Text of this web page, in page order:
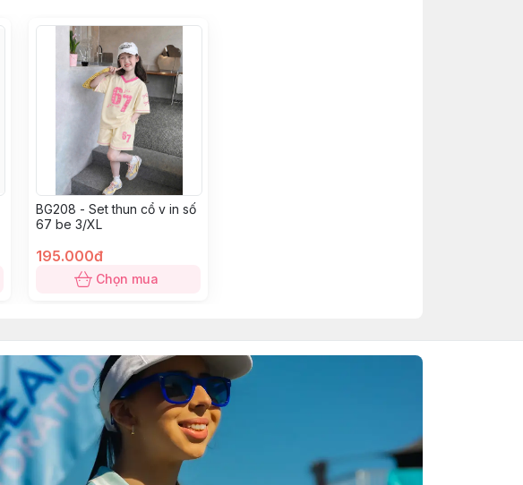
BG208 - Set thun cổ v in số
67 be 3/XL
195.000đ
Chọn mua